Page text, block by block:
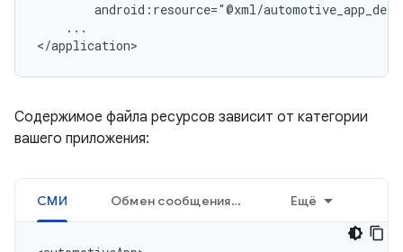
...
Содержимое файла ресурсов зависит от категории
вашего приложения:
СМИ Обмен сообщениями Ещё